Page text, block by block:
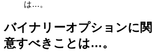
は…。
バイナリーオプションに
意すべきことは…。